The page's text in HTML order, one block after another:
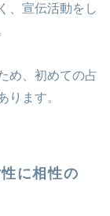
、宣伝活動をし
め、初めての占
ります。
に相性の